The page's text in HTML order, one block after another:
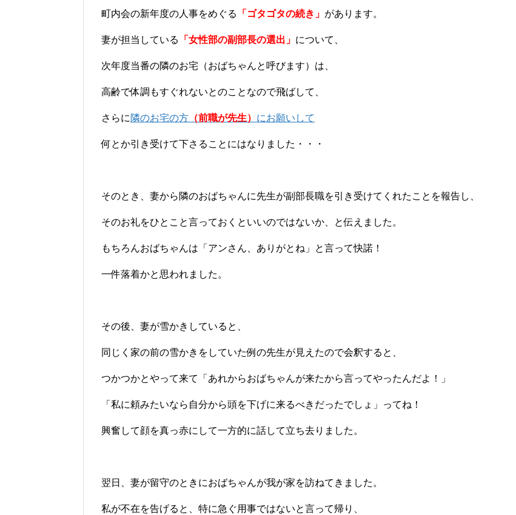
町内会の新年度の人事をめぐる 「ゴタゴタの続き」 があります。
妻が担当している 「女性部の副部長の選出」 について、
次年度当番の隣のお宅（おばちゃんと呼びます）は、
高齢で体調もすぐれないとのことなので飛ばして、
さらに 隣のお宅の方 （前職が先生） にお願いして
何とか引き受けて下さることにはなりました・・・
そのとき、妻から隣のおばちゃんに先生が副部長職を引き受けてくれたことを報告し、
そのお礼をひとこと言っておくといいのではないか、と伝えました。
もちろんおばちゃんは「アンさん、ありがとね」と言って快諾！
一件落着かと思われました。
その後、妻が雪かきしていると、
同じく家の前の雪かきをしていた例の先生が見えたので会釈すると、
つかつかとやって来て「あれからおばちゃんが来たから言ってやったんだよ！」
「私に頼みたいなら自分から頭を下げに来るべきだったでしょ」ってね！
興奮して顔を真っ赤にして一方的に話して立ち去りました。
翌日、妻が留守のときにおばちゃんが我が家を訪ねてきました。
私が不在を告げると、特に急ぐ用事ではないと言って帰り、